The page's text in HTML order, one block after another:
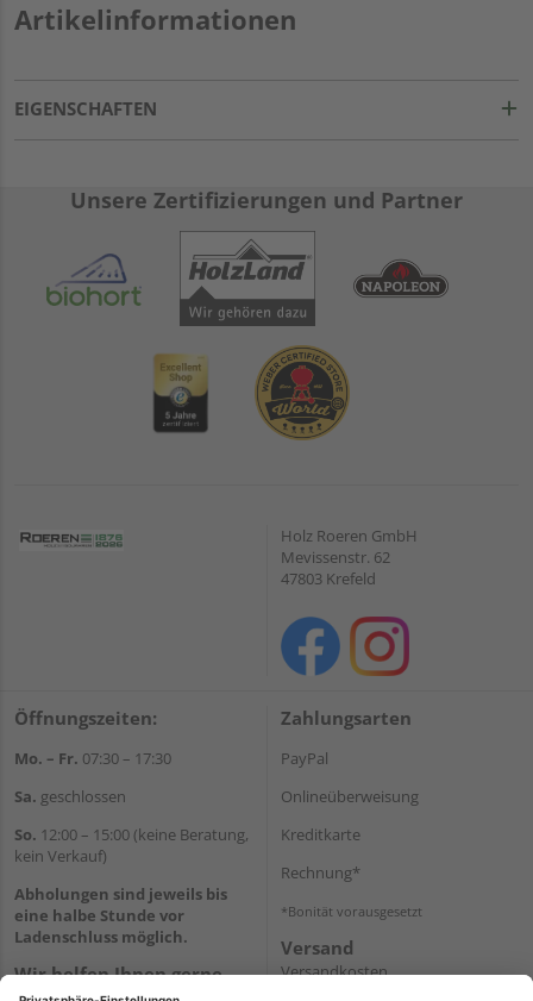
Artikelinformationen
EIGENSCHAFTEN
Unsere Zertifizierungen und Partner
Holz Roeren GmbH
Mevissenstr. 62
47803 Krefeld
Öffnungszeiten:
Mo. – Fr. 07:30 – 17:30
Sa. geschlossen
So. 12:00 – 15:00 (keine Beratung,
kein Verkauf)
Abholungen sind jeweils bis
eine halbe Stunde vor
Ladenschluss möglich.
Wir helfen Ihnen gerne
Zahlungsarten
PayPal
Onlineüberweisung
Kreditkarte
Rechnung*
*Bonität vorausgesetzt
Versand
Versandkosten